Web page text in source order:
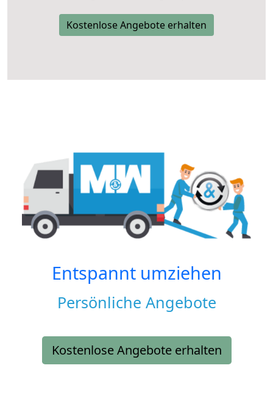
Kostenlose Angebote erhalten
Entspannt umziehen
Persönliche Angebote
Kostenlose Angebote erhalten